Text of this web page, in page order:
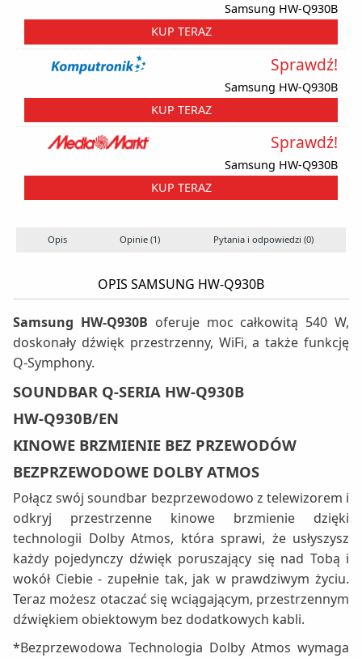
Samsung HW-Q930B
KUP TERAZ
Samsung HW-Q930B
Sprawdź!
KUP TERAZ
Samsung HW-Q930B
Sprawdź!
KUP TERAZ
Opis Opinie (1) Pytania i odpowiedzi (0)
OPIS SAMSUNG HW-Q930B
Samsung HW-Q930B oferuje moc całkowitą 540 W,
doskonały dźwięk przestrzenny, WiFi, a także funkcję
Q-Symphony.
SOUNDBAR Q-SERIA HW-Q930B
HW-Q930B/EN
KINOWE BRZMIENIE BEZ PRZEWODÓW
BEZPRZEWODOWE DOLBY ATMOS
Połącz swój soundbar bezprzewodowo z telewizorem i
odkryj przestrzenne kinowe brzmienie dzięki
technologii Dolby Atmos, która sprawi, że usłyszysz
każdy pojedynczy dźwięk poruszający się nad Tobą i
wokół Ciebie - zupełnie tak, jak w prawdziwym życiu.
Teraz możesz otaczać się wciągającym, przestrzennym
dźwiękiem obiektowym bez dodatkowych kabli.
*Bezprzewodowa Technologia Dolby Atmos wymaga